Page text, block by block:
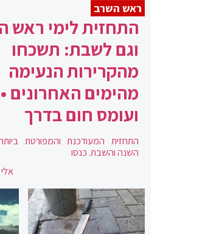
ראש השרב
התחזית לימי ראש
וגם לשבת: תשכחו
מהקרירות הנעימה
מהימים האחרונים
ועומס חום בדרך
התחזית המעודכנת והמפורטת
השנה והשבת. כנסו